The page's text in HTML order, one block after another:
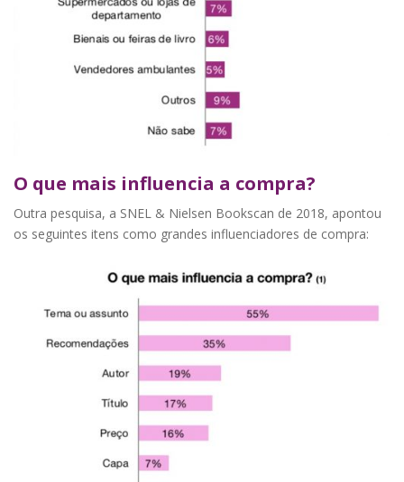
O que mais influencia a compra?
Outra pesquisa, a SNEL & Nielsen Bookscan de 2018, apontou
os seguintes itens como grandes influenciadores de compra: